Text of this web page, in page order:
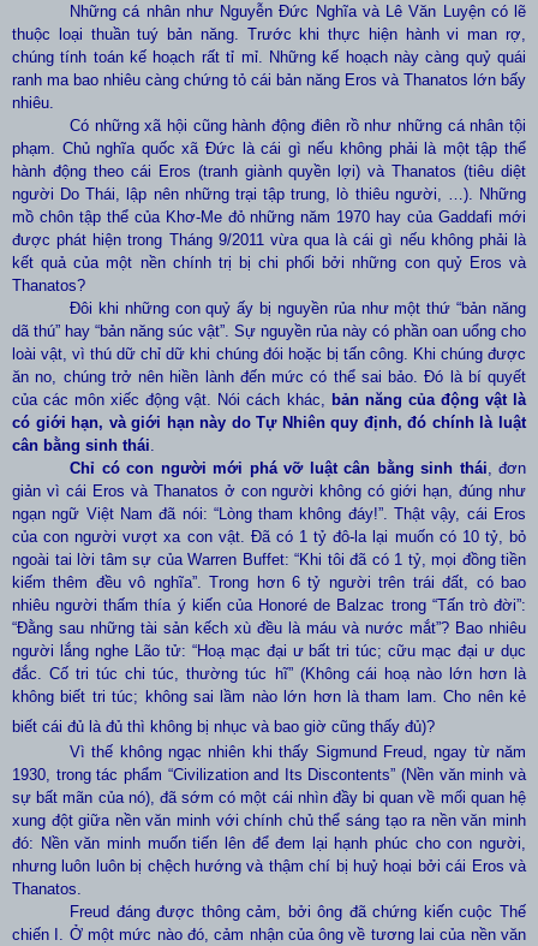
Những cá nhân như Nguyễn Đức Nghĩa và Lê Văn Luyện có lẽ
thuộc loại thuần tuý bản năng. Trước khi thực hiện hành vi man rợ,
chúng tính toán kế hoạch rất tỉ mỉ. Những kế hoạch này càng quỷ quái
ranh ma bao nhiêu càng chứng tỏ cái bản năng Eros và Thanatos lớn bấy
nhiêu.
Có những xã hội cũng hành động điên rồ như những cá nhân tội
phạm. Chủ nghĩa quốc xã Đức là cái gì nếu không phải là một tập thể
hành động theo cái Eros (tranh giành quyền lợi) và Thanatos (tiêu diệt
người Do Thái, lập nên những trại tập trung, lò thiêu người, …). Những
mồ chôn tập thể của Khơ-Me đỏ những năm 1970 hay của Gaddafi mới
được phát hiện trong Tháng 9/2011 vừa qua là cái gì nếu không phải là
kết quả của một nền chính trị bị chi phối bởi những con quỷ Eros và
Thanatos?
Đôi khi những con quỷ ấy bị nguyền rủa như một thứ “bản năng
dã thú” hay “bản năng súc vật”. Sự nguyền rủa này có phần oan uổng cho
loài vật, vì thú dữ chỉ dữ khi chúng đói hoặc bị tấn công. Khi chúng được
ăn no, chúng trở nên hiền lành đến mức có thể sai bảo. Đó là bí quyết
của các môn xiếc động vật. Nói cách khác,
bản năng của động vật là
có giới hạn, và giới hạn này do Tự Nhiên quy định, đó chính là luật
cân bằng sinh thái
Chỉ có con người mới phá vỡ luật cân bằng sinh thái , đơn
giản vì cái Eros và Thanatos ở con người không có giới hạn, đúng như
ngạn ngữ Việt Nam đã nói: “Lòng tham không đáy!”. Thật vậy, cái Eros
của con người vượt xa con vật. Đã có 1 tỷ đô-la lại muốn có 10 tỷ, bỏ
ngoài tai lời tâm sự của Warren Buffet: “Khi tôi đã có 1 tỷ, mọi đồng tiền
kiếm thêm đều vô nghĩa”. Trong hơn 6 tỷ người trên trái đất, có bao
nhiêu người thấm thía ý kiến của Honoré de Balzac trong “Tấn trò đời”:
“Đằng sau những tài sản kếch xù đều là máu và nước mắt”? Bao nhiêu
người lắng nghe Lão tử: “Hoạ mạc đại ư bất tri túc; cữu mạc đại ư dục
đắc. Cố tri túc chi túc, thường túc hĩ” (Không cái hoạ nào lớn hơn là
không biết tri túc; không sai lầm nào lớn hơn là tham lam. Cho nên kẻ
biết cái đủ là đủ thì không bị nhục và bao giờ cũng thấy đủ)?
Vì thế không ngạc nhiên khi thấy Sigmund Freud, ngay từ năm
1930, trong tác phẩm “Civilization and Its Discontents” (Nền văn minh và
sự bất mãn của nó), đã sớm có một cái nhìn đầy bi quan về mối quan hệ
xung đột giữa nền văn minh với chính chủ thể sáng tạo ra nền văn minh
đó: Nền văn minh muốn tiến lên để đem lại hạnh phúc cho con người,
nhưng luôn luôn bị chệch hướng và thậm chí bị huỷ hoại bởi cái Eros và
Thanatos.
Freud đáng được thông cảm, bởi ông đã chứng kiến cuộc Thế
chiến I. Ở một mức nào đó, cảm nhận của ông về tương lai của nền văn